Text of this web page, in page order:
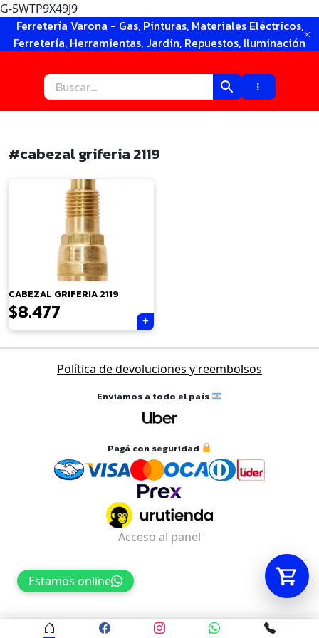
G-5WTP9X49J9
Ferretería Varona - Gas, Pinturas, Materiales Eléctricos,
Ferretería, Herramientas, Jardin, Repuestos, Iluminación
#cabezal griferia 2119
CABEZAL GRIFERIA 2119
$8.477
Política de devoluciones y reembolsos
Enviamos a todo el país
Pagá con seguridad
Estamos online
Acceso al panel
Tu carrito está vacío.
automáticamente.